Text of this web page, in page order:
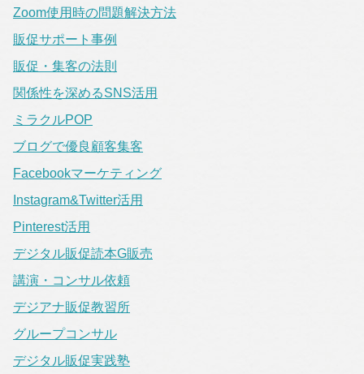
Zoom使用時の問題解決方法
販促サポート事例
販促・集客の法則
関係性を深めるSNS活用
ミラクルPOP
ブログで優良顧客集客
Facebookマーケティング
Instagram&Twitter活用
Pinterest活用
デジタル販促読本G販売
講演・コンサル依頼
デジアナ販促教習所
グループコンサル
デジタル販促実践塾